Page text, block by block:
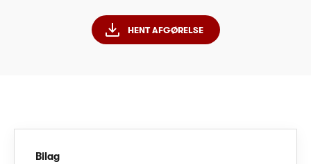
HENT AFGØRELSE
Bilag